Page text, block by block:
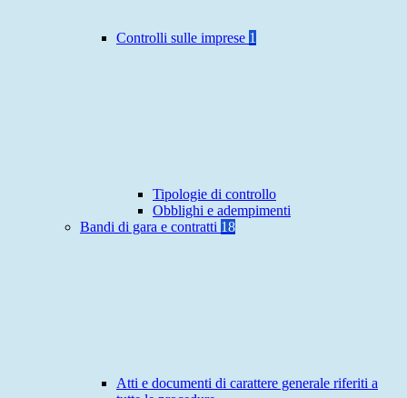
Controlli sulle imprese 1
Tipologie di controllo
Obblighi e adempimenti
Bandi di gara e contratti 18
Atti e documenti di carattere generale riferiti a